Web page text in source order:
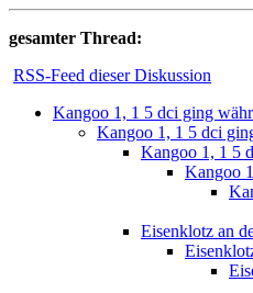
gesamter Thread:
RSS-Feed dieser Diskussion
Kangoo 1, 1 5 dci ging
Kangoo 1, 1 5 dci
Kangoo 1, 1 5
Kangoo
Eisenklotz an